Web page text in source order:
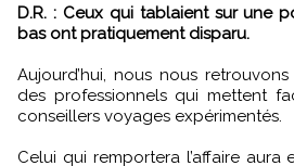
D.R. : Ceux qui tablaient sur une
bas ont pratiquement disparu.
Aujourd’hui, nous nous
des professionnels qui mettent
conseillers voyages expérimentés.
Celui qui remportera l’affaire aura